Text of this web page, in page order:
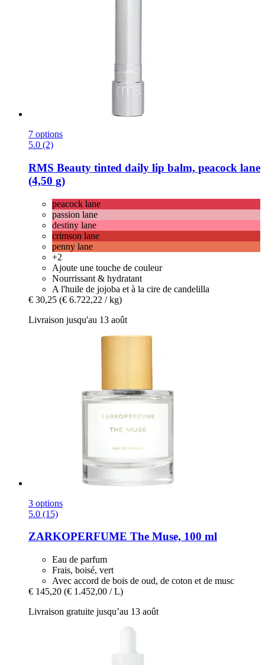
7 options
5.0 (2)
RMS Beauty tinted daily lip balm, peacock lane
(4,50 g)
peacock lane
passion lane
destiny lane
crimson lane
penny lane
+2
Ajoute une touche de couleur
Nourrissant & hydratant
A l'huile de jojoba et à la cire de candelilla
€ 30,25 (€ 6.722,22 / kg)
Livraison jusqu'au 13 août
3 options
5.0 (15)
ZARKOPERFUME The Muse, 100 ml
Eau de parfum
Frais, boisé, vert
Avec accord de bois de oud, de coton et de musc
€ 145,20 (€ 1.452,00 / L)
Livraison gratuite jusqu’au 13 août